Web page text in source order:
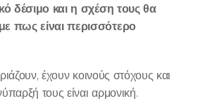
δέσιμο και η σχέση τους θα
πως είναι περισσότερο
έχουν κοινούς στόχους και
τους είναι αρμονική.